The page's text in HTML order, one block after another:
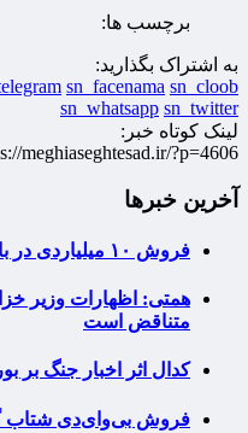
برچسب ها:
به اشتراک بگذارید:
sn_facenama sn_cloob
sn_whatsapp sn_twitter
لینک کوتاه خبر:
meghiaseghtesad.ir/?p=4606
آخرین خبرها
فروش ۱۰ میلیاردی در بازارهای شبانه‌روزی صنایع‌دستی
همتی: اظهارات وزیر
متناقض است
کدال اثر اخبار جنگ
فروش بی‌وای‌دی شتاب